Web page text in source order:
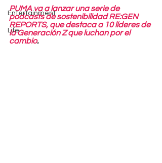
Entertainment
Life
PUMA va a lanzar una serie de
podcasts de sostenibilidad RE:GEN
REPORTS, que destaca a 10 líderes de
la Generación Z que luchan por el
cambio.